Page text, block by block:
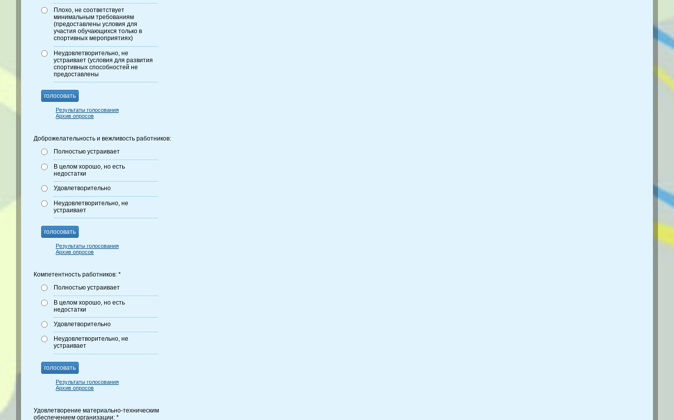
Плохо, не соответствует
минимальным требованиям
(предоставлены условия для
участия обучающихся только в
спортивных мероприятиях)
Неудовлетворительно, не
устраивает (условия для развития
спортивных способностей не
предоставлены
голосовать
Результаты голосования
Архив опросов
Доброжелательность и вежливость работников:
Полностью устраивает
В целом хорошо, но есть
недостатки
Удовлетворительно
Неудовлетворительно, не
устраивает
голосовать
Результаты голосования
Архив опросов
Компетентность работников: *
Полностью устраивает
В целом хорошо, но есть
недостатки
Удовлетворительно
Неудовлетворительно, не
устраивает
голосовать
Результаты голосования
Архив опросов
Удовлетворение материально-техническим
обеспечением организации: *